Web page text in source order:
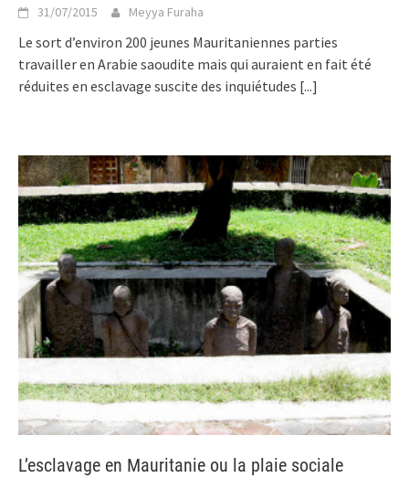
31/07/2015 Meyya Furaha
Le sort d’environ 200 jeunes Mauritaniennes parties
travailler en Arabie saoudite mais qui auraient en fait été
réduites en esclavage suscite des inquiétudes [...]
L’esclavage en Mauritanie ou la plaie sociale